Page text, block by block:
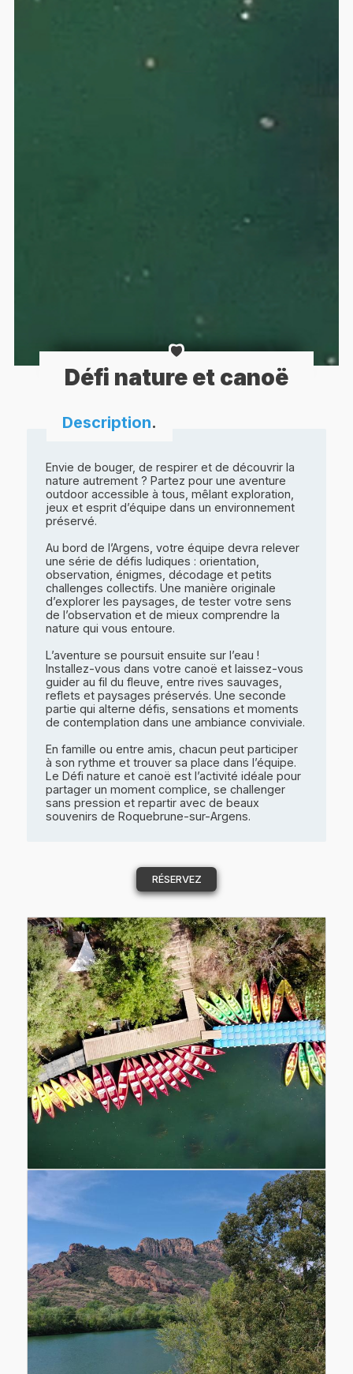
Défi nature et canoë
Description.
Envie de bouger, de respirer et de découvrir la
nature autrement ? Partez pour une aventure
outdoor accessible à tous, mêlant exploration,
jeux et esprit d’équipe dans un environnement
préservé.
Au bord de l’Argens, votre équipe devra relever
une série de défis ludiques : orientation,
observation, énigmes, décodage et petits
challenges collectifs. Une manière originale
d’explorer les paysages, de tester votre sens
de l’observation et de mieux comprendre la
nature qui vous entoure.
L’aventure se poursuit ensuite sur l’eau !
Installez-vous dans votre canoë et laissez-vous
guider au fil du fleuve, entre rives sauvages,
reflets et paysages préservés. Une seconde
partie qui alterne défis, sensations et moments
de contemplation dans une ambiance conviviale.
En famille ou entre amis, chacun peut participer
à son rythme et trouver sa place dans l’équipe.
Le Défi nature et canoë est l’activité idéale pour
partager un moment complice, se challenger
sans pression et repartir avec de beaux
souvenirs de Roquebrune-sur-Argens.
RÉSERVEZ